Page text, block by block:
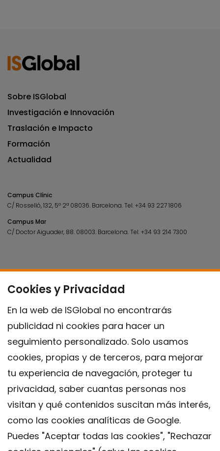
Cookies y Privacidad
En la web de ISGlobal no encontrarás
publicidad ni cookies para hacer un
seguimiento personalizado. Solo usamos
cookies, propias y de terceros, para mejorar
tu experiencia de navegación, proteger tu
privacidad, saber cuantas personas nos
visitan y qué contenidos suscitan más interés,
como las cookies analíticas de Google.
Puedes "Aceptar todas las cookies", "Rechazar
Sobre ISGlobal
Investigación e Innovación
Traslación e Impacto
Formación
Actualidad
Campus Clínic
C/ Rosselló, 132, 5º 2ª 08036. Barcelona.Tel.+34 93 227 1806
Campus Mar
C/ Doctor Aiguader, 88. 08003. Barcelona.Tel.+34 93 214 7300